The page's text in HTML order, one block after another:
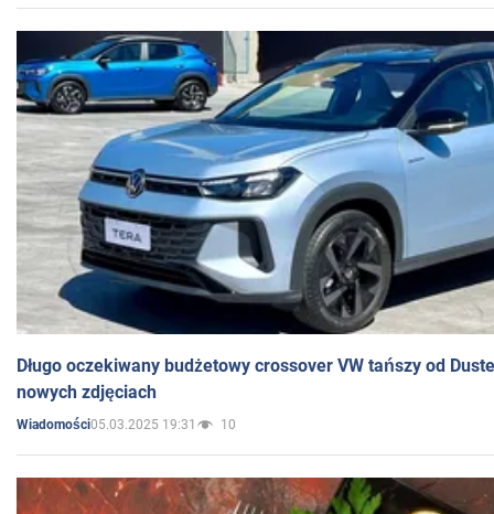
Długo oczekiwany budżetowy crossover VW tańszy od
nowych zdjęciach
Wiadomości05.03.2025 19:31 10